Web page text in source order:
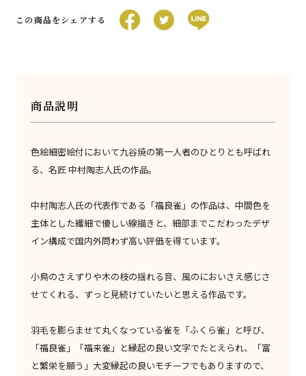
この商品をシェアする
商品説明
色絵細密絵付において九谷焼の第一人者のひとりとも呼ばれ
る、名匠 中村陶志人氏の作品。
中村陶志人氏の代表作である「福良雀」の作品は、中間色を
主体とした繊細で優しい線描きと、細部までこだわったデザ
イン構成で国内外問わず高い評価を得ています。
小鳥のさえずりや木の枝の揺れる音、風のにおいさえ感じさ
せてくれる、ずっと見続けていたいと思える作品です。
羽毛を膨らませて丸くなっている雀を「ふくら雀」と呼び、
「福良雀」「福来雀」と縁起の良い文字でたとえられ、「富
と繁栄を願う」大変縁起の良いモチーフでもありますので、